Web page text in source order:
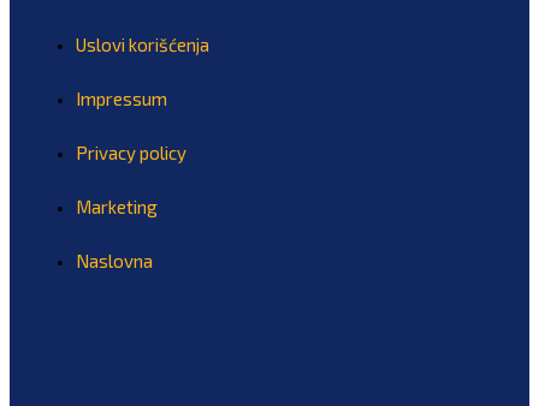
Uslovi korišćenja
Impressum
Privacy policy
Marketing
Naslovna